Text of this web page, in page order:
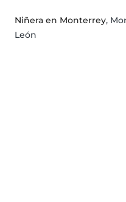
Niñera en Monterrey,
León